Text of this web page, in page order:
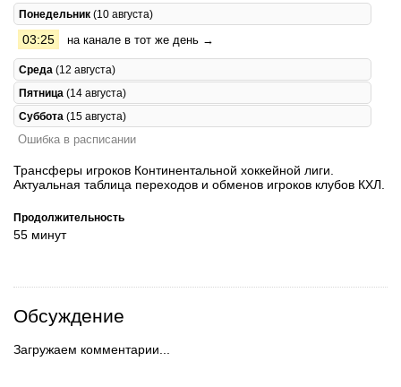
Понедельник (10 августа)
03:25 на канале в тот же день →
Среда (12 августа)
Пятница (14 августа)
Суббота (15 августа)
Ошибка в расписании
Трансферы игроков Континентальной хоккейной лиги.
Актуальная таблица переходов и обменов игроков клубов КХЛ.
Продолжительность
55 минут
Обсуждение
Загружаем комментарии...